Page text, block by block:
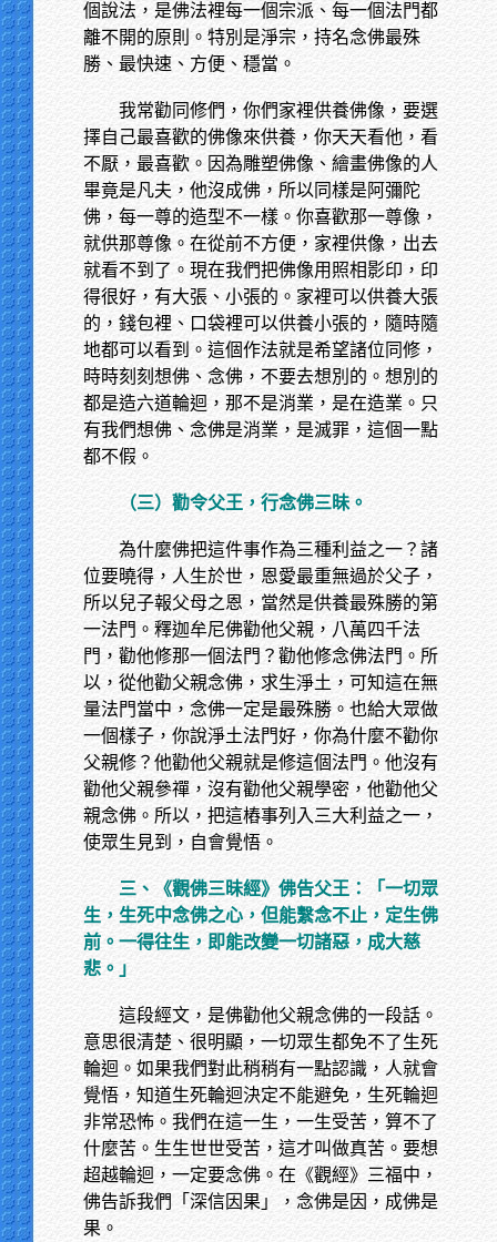
個說法，是佛法裡每一個宗派、每一個法門都
離不開的原則。特別是淨宗，持名念佛最殊
勝、最快速、方便、穩當。
我常勸同修們，你們家裡供養佛像，要選
擇自己最喜歡的佛像來供養，你天天看他，看
不厭，最喜歡。因為雕塑佛像、繪畫佛像的人
畢竟是凡夫，他沒成佛，所以同樣是阿彌陀
佛，每一尊的造型不一樣。你喜歡那一尊像，
就供那尊像。在從前不方便，家裡供像，出去
就看不到了。現在我們把佛像用照相影印，印
得很好，有大張、小張的。家裡可以供養大張
的，錢包裡、口袋裡可以供養小張的，隨時隨
地都可以看到。這個作法就是希望諸位同修，
時時刻刻想佛、念佛，不要去想別的。想別的
都是造六道輪迴，那不是消業，是在造業。只
有我們想佛、念佛是消業，是滅罪，這個一點
都不假。
（三）勸令父王，行念佛三昧。
為什麼佛把這件事作為三種利益之一？諸
位要曉得，人生於世，恩愛最重無過於父子，
所以兒子報父母之恩，當然是供養最殊勝的第
一法門。釋迦牟尼佛勸他父親，八萬四千法
門，勸他修那一個法門？勸他修念佛法門。所
以，從他勸父親念佛，求生淨土，可知這在無
量法門當中，念佛一定是最殊勝。也給大眾做
一個樣子，你說淨土法門好，你為什麼不勸你
父親修？他勸他父親就是修這個法門。他沒有
勸他父親參禪，沒有勸他父親學密，他勸他父
親念佛。所以，把這樁事列入三大利益之一，
使眾生見到，自會覺悟。
三、《觀佛三昧經》佛告父王：「一切眾
生，生死中念佛之心，但能繫念不止，定生佛
前。一得往生，即能改變一切諸惡，成大慈
悲。」
這段經文，是佛勸他父親念佛的一段話。
意思很清楚、很明顯，一切眾生都免不了生死
輪迴。如果我們對此稍稍有一點認識，人就會
覺悟，知道生死輪迴決定不能避免，生死輪迴
非常恐怖。我們在這一生，一生受苦，算不了
什麼苦。生生世世受苦，這才叫做真苦。要想
超越輪迴，一定要念佛。在《觀經》三福中，
佛告訴我們「深信因果」，念佛是因，成佛是
果。